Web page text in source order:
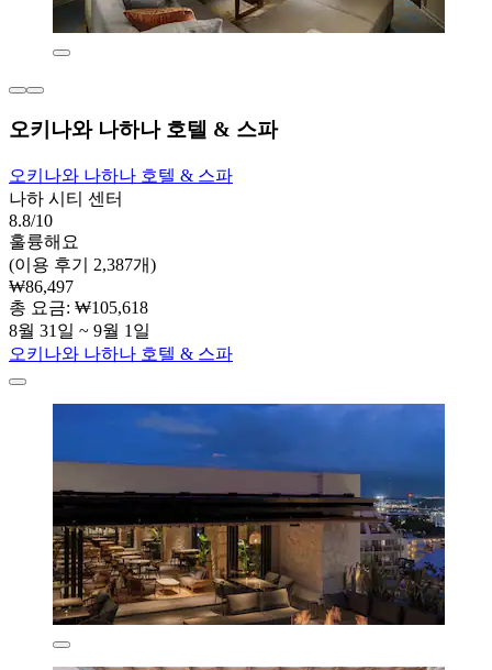
오키나와 나하나 호텔 & 스파
오키나와 나하나 호텔 & 스파
나하 시티 센터
8.8/10
훌륭해요
(이용 후기 2,387개)
₩86,497
총 요금: ₩105,618
8월 31일 ~ 9월 1일
오키나와 나하나 호텔 & 스파